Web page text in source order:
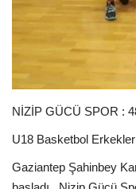
NİZİP GÜCÜ SPOR :
U18 Basketbol Erkekler
Gaziantep Şahinbey